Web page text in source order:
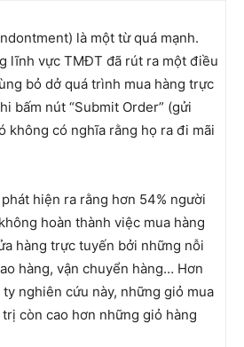
là một từ quá mạnh.
lĩnh vực TMĐT đã rút ra một điều
bỏ dở quá trình mua hàng trực
bấm nút “Submit Order” (gửi
không có nghĩa rằng họ ra đi mãi
hiện ra rằng hơn 54% người
hoàn thành việc mua hàng
hàng trực tuyến bởi những nỗi
hàng, vận chuyển hàng… Hơn
nghiên cứu này, những giỏ mua
còn cao hơn những giỏ hàng